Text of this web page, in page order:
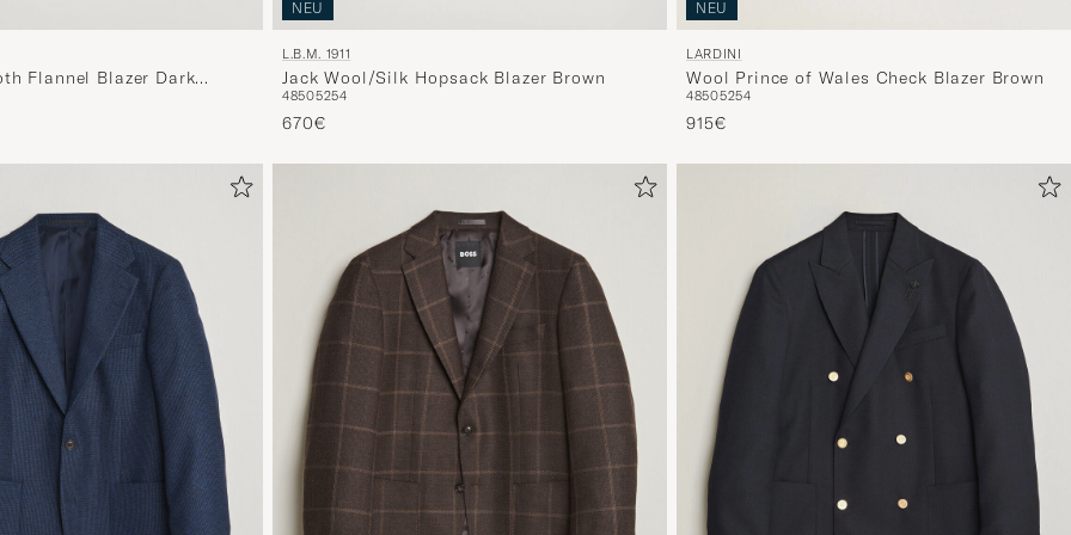
Flannel Blazer Dark
NEU
L.B.M. 1911
Jack Wool/Silk Hopsack Blazer Brown
48505254
670€
NEU
LARDINI
Wool Prince of Wales Check Blazer Brown
48505254
915€